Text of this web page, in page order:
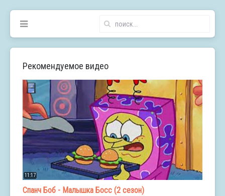
Рекомендуемое видео
11:17
Спанч Боб - Малышка Босс (2 сезон)